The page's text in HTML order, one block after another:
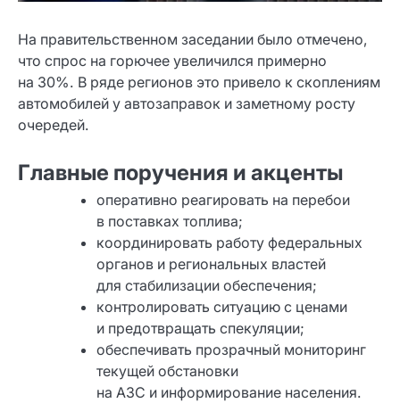
На правительственном заседании было отмечено,
что спрос на горючее увеличился примерно
на 30%. В ряде регионов это привело к скоплениям
автомобилей у автозаправок и заметному росту
очередей.
Главные поручения и акценты
оперативно реагировать на перебои
в поставках топлива;
координировать работу федеральных
органов и региональных властей
для стабилизации обеспечения;
контролировать ситуацию с ценами
и предотвращать спекуляции;
обеспечивать прозрачный мониторинг
текущей обстановки
на АЗС и информирование населения.